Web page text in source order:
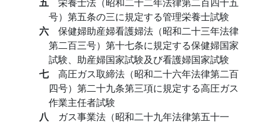
号）第五条の三に規定する管理栄養士試験
六 保健婦助産婦看護婦法（昭和二十三年法律
第二百三号）第十七条に規定する保健婦国家
試験、助産婦国家試験及び看護婦国家試験
七 高圧ガス取締法（昭和二十六年法律第二百
四号）第二十九条第三項に規定する高圧ガス
作業主任者試験
八 ガス事業法（昭和二十九年法律第五十一